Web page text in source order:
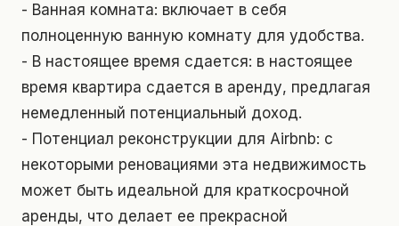
- Ванная комната: включает в себя
полноценную ванную комнату для удобства.
- В настоящее время сдается: в настоящее
время квартира сдается в аренду, предлагая
немедленный потенциальный доход.
- Потенциал реконструкции для Airbnb: с
некоторыми реновациями эта недвижимость
может быть идеальной для краткосрочной
аренды, что делает ее прекрасной